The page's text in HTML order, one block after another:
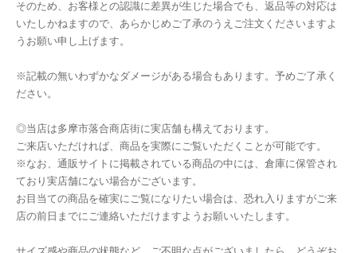
そのため、お客様との認識に差異が生じた場合でも、返品等の対応は
いたしかねますので、あらかじめご了承のうえご注文くださいますよ
うお願い申し上げます。
※記載の無いわずかなダメージがある場合もあります。予めご了承く
ださい。
◎当店は多摩市落合商店街に実店舗も構えております。
ご来店いただければ、商品を実際にご覧いただくことが可能です。
※なお、通販サイトに掲載されている商品の中には、倉庫に保管され
ており実店舗にない場合がございます。
お目当ての商品を確実にご覧になりたい場合は、恐れ入りますがご来
店の前日までにご連絡いただけますようお願いいたします。